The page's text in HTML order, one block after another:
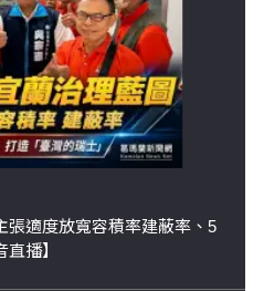
張適度放寬容積率建蔽率、5
播】